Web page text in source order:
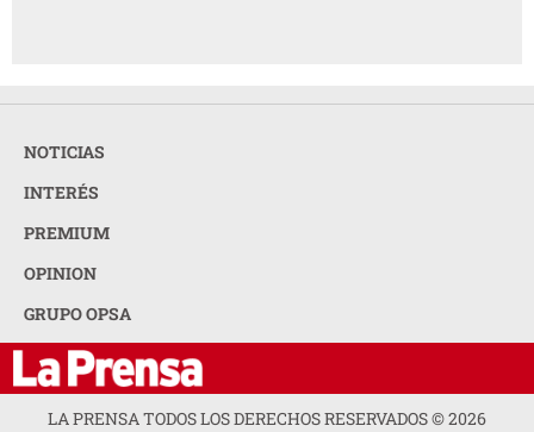
NOTICIAS
INTERÉS
PREMIUM
OPINION
GRUPO OPSA
LA PRENSA TODOS LOS DERECHOS RESERVADOS ©2026